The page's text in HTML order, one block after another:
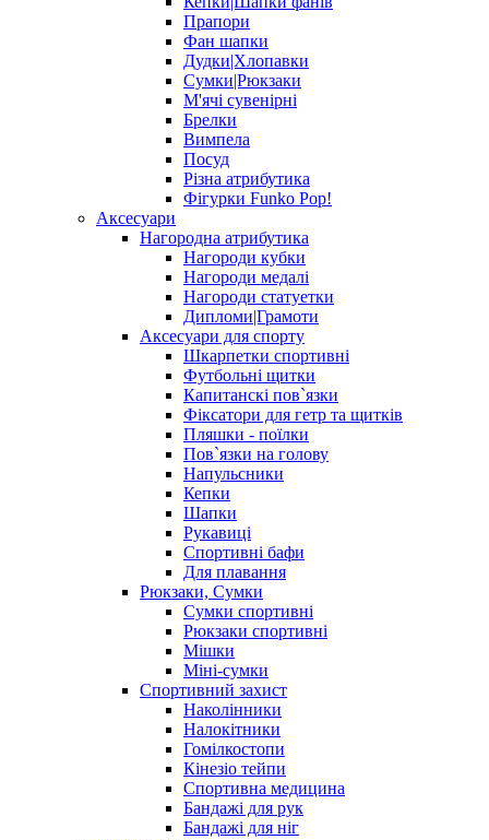
Прапори
Фан шапки
Дудки|Хлопавки
Сумки|Рюкзаки
М'ячі сувенірні
Брелки
Вимпела
Посуд
Різна атрибутика
Фігурки Funko Pop!
Аксесуари
Нагородна атрибутика
Нагороди кубки
Нагороди медалі
Нагороди статуетки
Дипломи|Грамоти
Аксесуари для спорту
Шкарпетки спортивні
Футбольні щитки
Капитанскі пов`язки
Фіксатори для гетр та щитків
Пляшки - поїлки
Пов`язки на голову
Напульсники
Кепки
Шапки
Рукавиці
Спортивні бафи
Для плавання
Рюкзаки, Сумки
Сумки спортивні
Рюкзаки спортивні
Мішки
Міні-сумки
Спортивний захист
Наколінники
Налокітники
Гомілкостопи
Кінезіо тейпи
Спортивна медицина
Бандажі для рук
Бандажі для ніг